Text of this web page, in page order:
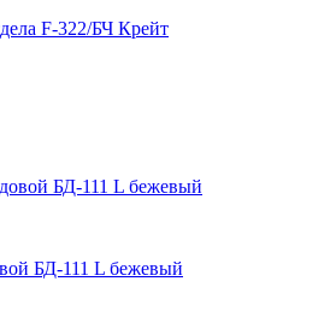
F-322/БЧ Крейт
БД-111 L бежевый